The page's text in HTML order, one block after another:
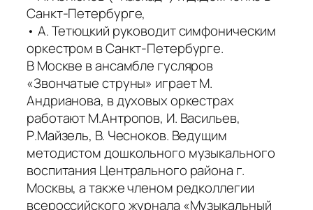
Санкт-Петербурге,
• А. Тетюцкий руководит симфоническим
оркестром в Санкт-Петербурге.
В Москве в ансамбле гусляров
«Звончатые струны» играет М.
Андрианова, в духовых оркестрах
работают М.Антропов, И. Васильев,
Р.Майзель, В. Чесноков. Ведущим
методистом дошкольного музыкального
воспитания Центрального района г.
Москвы, а также членом редколлегии
всероссийского журнала «Музыкальный